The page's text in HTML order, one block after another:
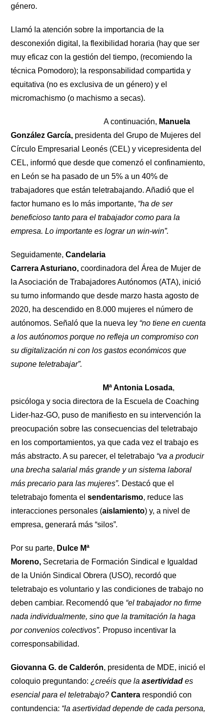
género.
Llamó la atención sobre la importancia de la
desconexión digital, la flexibilidad horaria (hay que ser
muy eficaz con la gestión del tiempo, (recomiendo la
técnica Pomodoro); la responsabilidad compartida y
equitativa (no es exclusiva de un género) y el
micromachismo (o machismo a secas).
A continuación, Manuela
González García, presidenta del Grupo de Mujeres del
Círculo Empresarial Leonés (CEL) y vicepresidenta del
CEL, informó que desde que comenzó el confinamiento,
en León se ha pasado de un 5% a un 40% de
trabajadores que están teletrabajando. Añadió que el
factor humano es lo más importante, “ha de ser
beneficioso tanto para el trabajador como para la
empresa. Lo importante es lograr un win-win”.
Seguidamente, Candelaria
Carrera Asturiano,coordinadora del Área de Mujer de
la Asociación de Trabajadores Autónomos (ATA), inició
su turno informando que desde marzo hasta agosto de
2020, ha descendido en 8.000 mujeres el número de
autónomos. Señaló que la nueva ley “no tiene en cuenta
a los autónomos porque no refleja un compromiso con
su digitalización ni con los gastos económicos que
supone teletrabajar”.
Mª Antonia Losada,
psicóloga y socia directora de la Escuela de Coaching
Lider-haz-GO, puso de manifiesto en su intervención la
preocupación sobre las consecuencias del teletrabajo
en los comportamientos, ya que cada vez el trabajo es
más abstracto. A su parecer, el teletrabajo “va a producir
una brecha salarial más grande y un sistema laboral
más precario para las mujeres”. Destacó que el
teletrabajo fomenta elsendentarismo, reduce las
interacciones personales (aislamiento) y, a nivel de
empresa, generará más “silos”.
Por su parte, Dulce Mª
Moreno, Secretaria de Formación Sindical e Igualdad
de la Unión Sindical Obrera (USO), recordó que
teletrabajo es voluntario y las condiciones de trabajo no
deben cambiar. Recomendó que “el trabajador no firme
nada individualmente, sino que la tramitación la haga
por convenios colectivos”. Propuso incentivar la
corresponsabilidad.
Giovanna G. de Calderón, presidenta de MDE, inició el
coloquio preguntando:¿creéis que laasertividad es
esencial para el teletrabajo?Cantera respondió con
contundencia: “la asertividad depende de cada persona,